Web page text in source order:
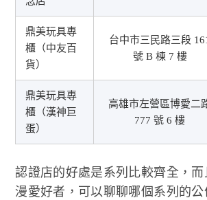
鼎美玩具專
櫃（中友百
貨）
台中市三民路三段
號 B 棟 7 樓
鼎美玩具專
櫃（漢神巨
蛋）
高雄市左營區博愛二
777 號 6 樓
認證店的好處是系列比較齊全，
漫愛好者，可以聊聊哪個系列的公